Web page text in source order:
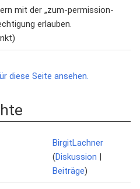
mit der „zum-permission-
erlauben.
diese Seite ansehen.
BirgitLachner
(Diskussion |
Beiträge)